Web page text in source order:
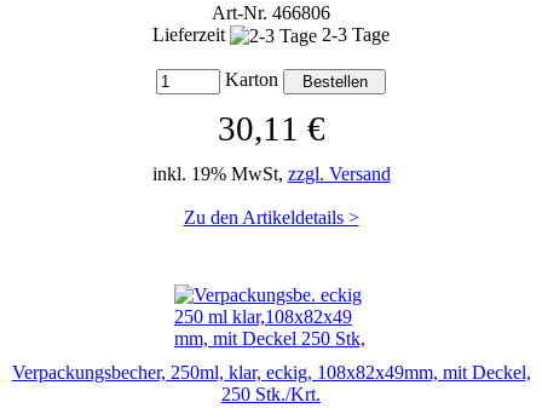
Art-Nr. 466806
Lieferzeit
2-3 Tage
Karton
30,11 €
inkl. 19% MwSt, zzgl. Versand
Zu den Artikeldetails >
Verpackungsbecher, 250ml, klar, eckig, 108x82x49mm, mit Deckel,
250 Stk./Krt.